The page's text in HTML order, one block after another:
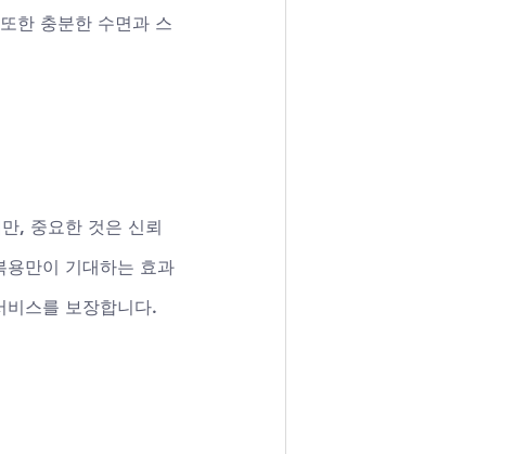
한 충분한 수면과 스
, 중요한 것은 신뢰
용만이 기대하는 효과
스를 보장합니다.